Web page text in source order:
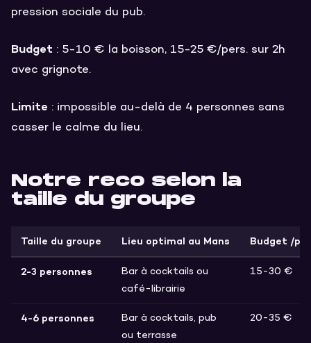
pression sociale du pub.
Budget : 5-10 € la boisson, 15-25 €/pers. sur 2h
avec grignote.
Limite : impossible au-delà de 4 personnes sans
casser le calme du lieu.
Notre reco selon la
taille du groupe
Taille du groupe Lieu optimal au Mans Budget /
2-3 personnes
Bar à cocktails ou
café-librairie
15-30 €
4-6 personnes
Bar à cocktails, pub
ou terrasse
20-35 €